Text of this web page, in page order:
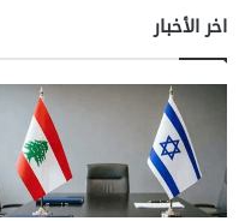
اخر الأخبار